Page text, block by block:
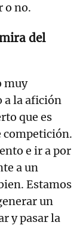
o no.
del
muy
a la afición
que es
competición.
e ir a por
a un
Estamos
un
y pasar la